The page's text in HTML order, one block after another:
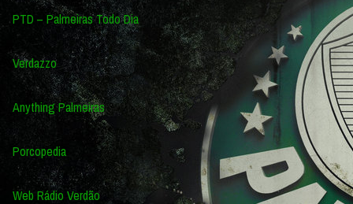
PTD – Palmeiras Todo Dia
Verdazzo
Anything Palmeiras
Porcopedia
Web Rádio Verdão